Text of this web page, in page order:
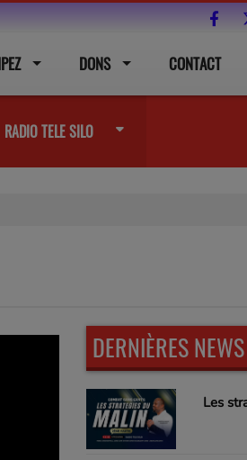
DONS CONTACT
RADIO TELE SILO
DERNIÈRES NEWS
Les